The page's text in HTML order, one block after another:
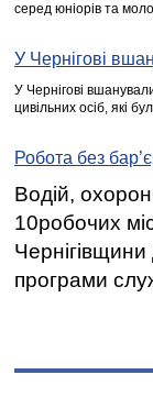
серед юніорів та
У Чернігові
У Чернігові
цивільних осіб, які
Робота без
Водій,
10робочих
програми